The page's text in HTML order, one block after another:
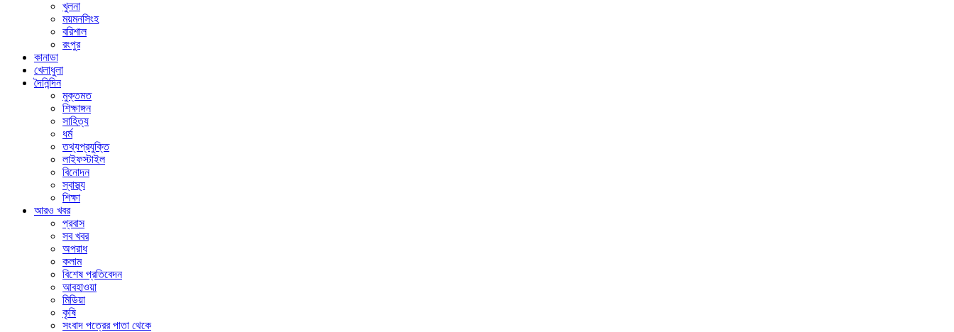
খুলনা
ময়মনসিংহ
বরিশাল
রংপুর
কানাডা
খেলাধুলা
দৈনিন্দিন
মুক্তমত
শিক্ষাঙ্গন
সাহিত্য
ধর্ম
তথ্যপ্রযুক্তি
লাইফস্টাইল
বিনোদন
স্বাস্থ্য
শিক্ষা
আরও খবর
প্রবাস
সব খবর
অপরাধ
কলাম
বিশেষ প্রতিবেদন
আবহাওয়া
মিডিয়া
কৃষি
সংবাদ পত্রের পাতা থেকে